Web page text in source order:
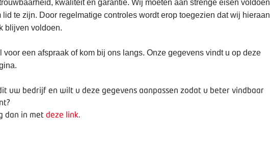
kwaliteit en garantie. Wij moeten aan strenge eisen voldoen
lid te zijn. Door regelmatige controles wordt erop toegezien dat wij hieraan
blijven voldoen.
voor een afspraak of kom bij ons langs. Onze gegevens vindt u op deze
uw bedrijf en wilt u deze gegevens aanpassen zodat u beter vindbaar
dan in met deze link.